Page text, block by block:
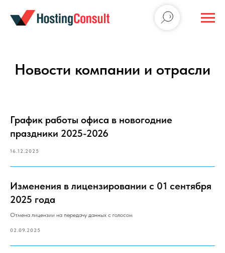
Новости компании и отрасли
График работы офиса в новогодние
праздники 2025-2026
16.12.2025
Изменения в лицензировании с 01 сентября
2025 года
Отмена лицензии на передачу данных с голосом
02.09.2025